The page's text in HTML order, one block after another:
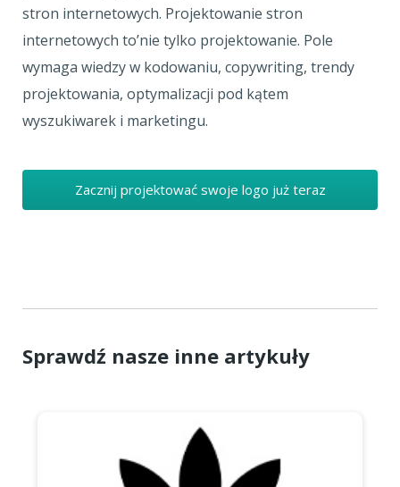
stron internetowych. Projektowanie stron
internetowych to’nie tylko projektowanie. Pole
wymaga wiedzy w kodowaniu, copywriting, trendy
projektowania, optymalizacji pod kątem
wyszukiwarek i marketingu.
Zacznij projektować swoje logo już teraz
Sprawdź nasze inne artykuły